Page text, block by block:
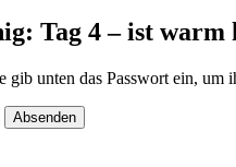
Tag 4 – ist warm
unten das Passwort ein, um